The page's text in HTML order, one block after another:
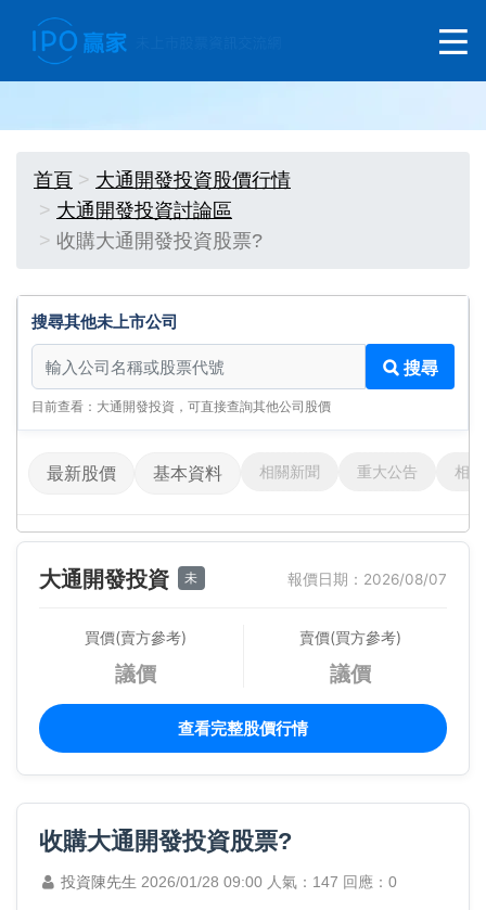
首頁
大通開發投資股價行情
大通開發投資討論區
收購大通開發投資股票?
搜尋其他未上市公司
搜尋其他未上市公司
搜尋
目前查看：大通開發投資，可直接查詢其他公司股價
最新股價 基本資料 相關新聞 重大公告 相
大通開發投資 未 報價日期：2026/08/07
買價(賣方參考)
議價
賣價(買方參考)
議價
查看完整股價行情
收購大通開發投資股票?
投資陳先生 2026/01/28 09:00 人氣：147 回應：0